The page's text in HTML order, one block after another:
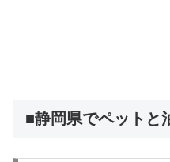
■静岡県でペットと